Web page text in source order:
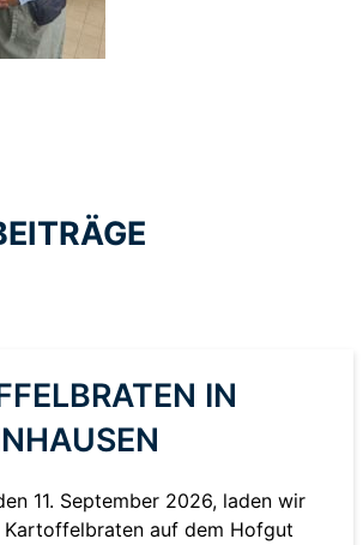
IN
11. September 2026, laden wir
Kartoffelbraten auf dem Hofgut